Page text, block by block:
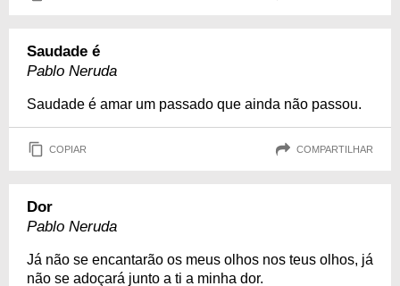
Saudade é
Pablo Neruda
Saudade é amar um passado que ainda não passou.
COPIAR COMPARTILHAR
Dor
Pablo Neruda
Já não se encantarão os meus olhos nos teus olhos, já
não se adoçará junto a ti a minha dor.